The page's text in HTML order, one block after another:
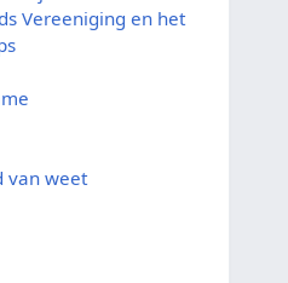
Vereeniging en het
van weet